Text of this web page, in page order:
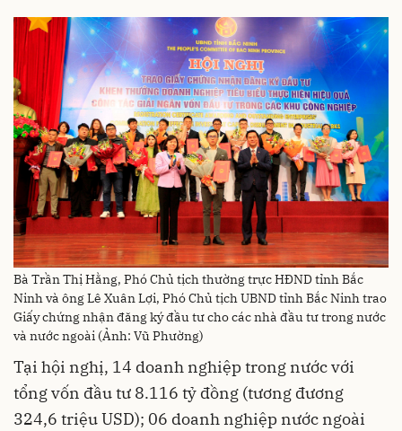
Bà Trần Thị Hằng, Phó Chủ tịch thường trực HĐND tỉnh Bắc
Ninh và ông Lê Xuân Lợi, Phó Chủ tịch UBND tỉnh Bắc Ninh trao
Giấy chứng nhận đăng ký đầu tư cho các nhà đầu tư trong nước
và nước ngoài (Ảnh: Vũ Phường)
Tại hội nghị, 14 doanh nghiệp trong nước với
tổng vốn đầu tư 8.116 tỷ đồng (tương đương
324,6 triệu USD); 06 doanh nghiệp nước ngoài